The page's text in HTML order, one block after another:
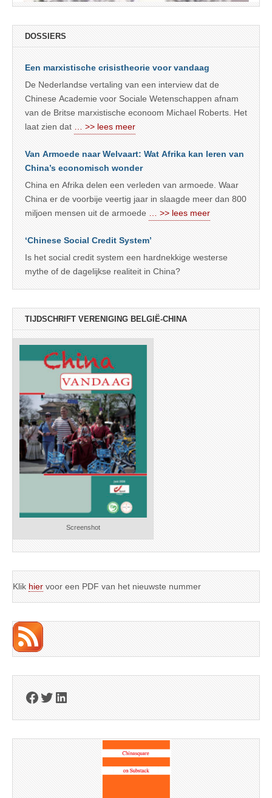
DOSSIERS
Een marxistische crisistheorie voor vandaag
De Nederlandse vertaling van een interview dat de
Chinese Academie voor Sociale Wetenschappen afnam
van de Britse marxistische econoom Michael Roberts. Het
laat zien dat
… >> lees meer
Van Armoede naar Welvaart: Wat Afrika kan leren van
China’s economisch wonder
China en Afrika delen een verleden van armoede. Waar
China er de voorbije veertig jaar in slaagde meer dan 800
miljoen mensen uit de armoede
… >> lees meer
‘Chinese Social Credit System’
Is het social credit system een hardnekkige westerse
mythe of de dagelijkse realiteit in China?
TIJDSCHRIFT VERENIGING BELGIË-CHINA
Screenshot
Klik hier voor een PDF van het nieuwste nummer
Facebook
Twitter
LinkedIn